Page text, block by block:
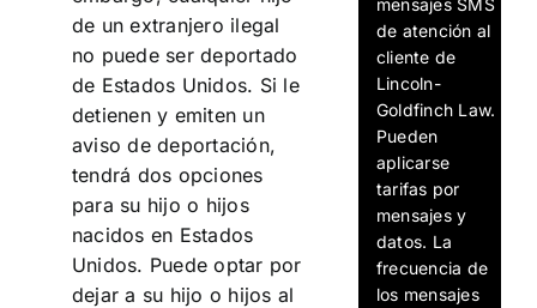
de un extranjero ilegal
no puede ser deportado
de Estados Unidos. Si le
detienen y emiten un
aviso de deportación,
tendrá dos opciones
para su hijo o hijos
nacidos en Estados
Unidos. Puede optar por
dejar a su hijo o hijos al
de atención al
cliente de
Lincoln-
Goldfinch Law.
Pueden
aplicarse
tarifas por
mensajes y
datos. La
frecuencia de
los mensajes